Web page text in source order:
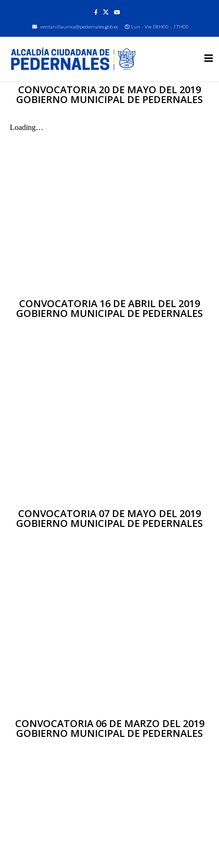
ventanillaunica@pedernales.gob.ec Lun - Vie 08H00 - 17H00
CONVOCATORIA 20 DE MAYO DEL 2019
GOBIERNO MUNICIPAL DE PEDERNALES
CONVOCATORIA 16 DE ABRIL DEL 2019
GOBIERNO MUNICIPAL DE PEDERNALES
CONVOCATORIA 07 DE MAYO DEL 2019
GOBIERNO MUNICIPAL DE PEDERNALES
CONVOCATORIA 06 DE MARZO DEL 2019
GOBIERNO MUNICIPAL DE PEDERNALES